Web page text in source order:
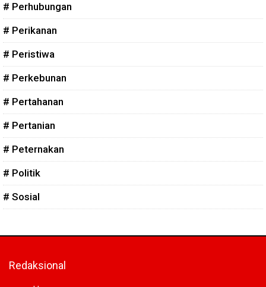
# Perhubungan
# Perikanan
# Peristiwa
# Perkebunan
# Pertahanan
# Pertanian
# Peternakan
# Politik
# Sosial
Redaksional